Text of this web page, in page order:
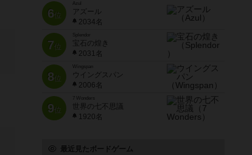
6位
Azul
アズール
2034名
7位
宝石の煌き
2031名
8位
Wingspan
ウイングスパン
2006名
9位
7 Wonders
世界の七不思議
1920名
最近見たボードゲーム